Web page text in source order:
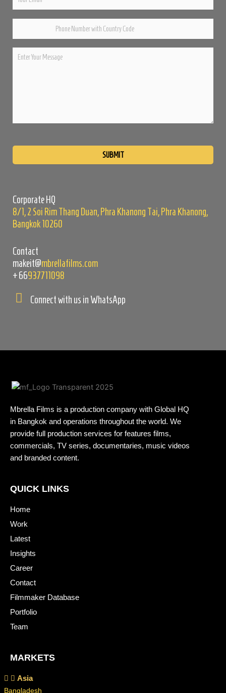
Corporate HQ
8/1, 2 Soi Rim Thang Duan, Phra Khanong Tai, Phra Khanong,
Bangkok 10260
Contact
makeit@mbrellafilms.com
+66937711098
Connect with us in WhatsApp
Mbrella Films is a production company with Global HQ
in Bangkok and operations throughout the world. We
provide full production services for features films,
commercials, TV series, documentaries, music videos
and branded content.
QUICK LINKS
Home
Work
Latest
Insights
Career
Contact
Filmmaker Database
Portfolio
Team
MARKETS
Asia
Bangladesh